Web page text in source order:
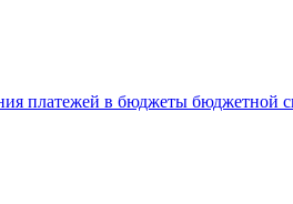
платежей в бюджеты бюджетной